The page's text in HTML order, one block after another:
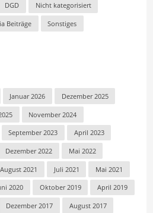
DGD Nicht kategorisiert
Beiträge Sonstiges
Januar 2026 Dezember 2025
November 2024
September 2023 April 2023
Dezember 2022 Mai 2022
August 2021 Juli 2021 Mai 2021
2020 Oktober 2019 April 2019
Dezember 2017 August 2017